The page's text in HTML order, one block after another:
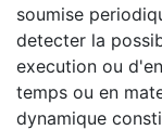
soumise
detecter la
execution ou
temps ou en
dynamique